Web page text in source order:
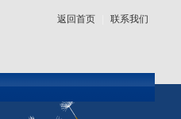
返回首页 联系我们